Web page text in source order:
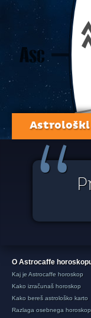
“
O Astrocaffe
Kaj je Astrocaffe horoskop
Kako izračunaš horoskop
Kako bereš astrološko karto
Razlaga osebnega